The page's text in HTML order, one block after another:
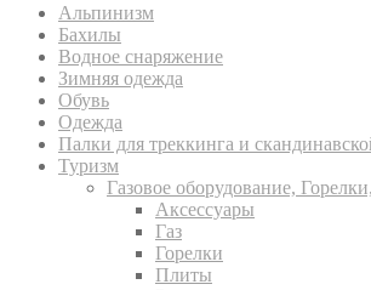
Альпинизм
Бахилы
Водное снаряжение
Зимняя одежда
Обувь
Одежда
Палки для треккинга и
Туризм
Газовое оборудование,
Аксессуары
Газ
Горелки
Плиты